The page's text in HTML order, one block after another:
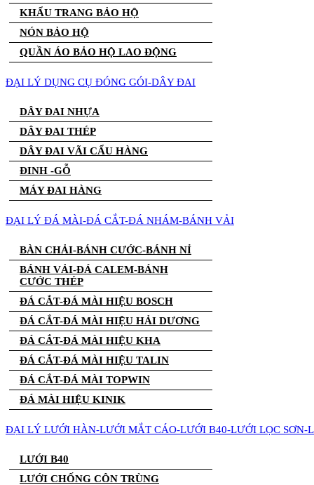
KHẨU TRANG BẢO HỘ
NÓN BẢO HỘ
QUẦN ÁO BẢO HỘ LAO ĐỘNG
ĐẠI LÝ DỤNG CỤ ĐÓNG GÓI-DÂY ĐAI
DÂY ĐAI NHỰA
DÂY ĐAI THÉP
DÂY ĐAI VÃI CẨU HÀNG
ĐINH -GỖ
MÁY ĐAI HÀNG
ĐẠI LÝ ĐÁ MÀI-ĐÁ CẮT-ĐÁ NHÁM-BÁNH VẢI
BÀN CHẢI-BÁNH CƯỚC-BÁNH NỈ
BÁNH VẢI-ĐÁ CALEM-BÁNH
CƯỚC THÉP
ĐÁ CẮT-ĐÁ MÀI HIỆU BOSCH
ĐÁ CẮT-ĐÁ MÀI HIỆU HẢI DƯƠNG
ĐÁ CẮT-ĐÁ MÀI HIỆU KHA
ĐÁ CẮT-ĐÁ MÀI HIỆU TALIN
ĐÁ CẮT-ĐÁ MÀI TOPWIN
ĐÁ MÀI HIỆU KINIK
ĐẠI LÝ LƯỚI HÀN-LƯỚI MẮT CÁO-LƯỚI B40-LƯỚI LỌC SƠN-
LƯỚI B40
LƯỚI CHỐNG CÔN TRÙNG